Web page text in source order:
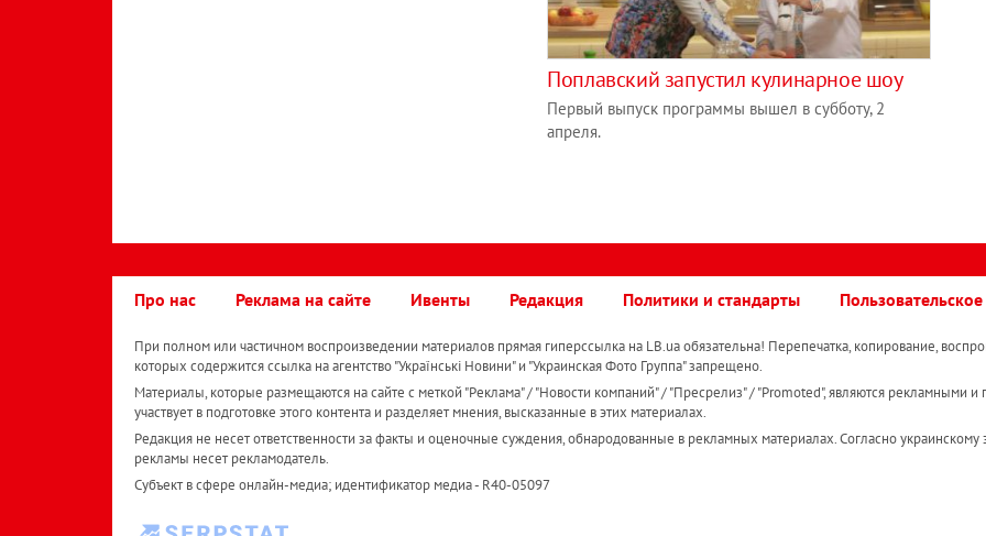
Поплавский запустил кулинарное шоу
Первый выпуск программы вышел в субботу, 2
апреля.
Про нас Реклама на сайте Ивенты Редакция Политики и стандарты
При полном или частичном воспроизведении материалов прямая гиперссылка на LB.ua обязательна! Перепечатка, копирование,
которых содержится ссылка на агентство "Українськi Новини" и "Украинская Фото Группа" запрещено.
Материалы, которые размещаются на сайте с меткой "Реклама" / "Новости компаний" / "Пресрелиз" / "Promoted", являются рекламными и
участвует в подготовке этого контента и разделяет мнения, высказанные в этих материалах.
Редакция не несет ответственности за факты и оценочные суждения, обнародованные в рекламных материалах. Согласно украинскому
рекламы несет рекламодатель.
Субъект в сфере онлайн-медиа; идентификатор медиа - R40-05097